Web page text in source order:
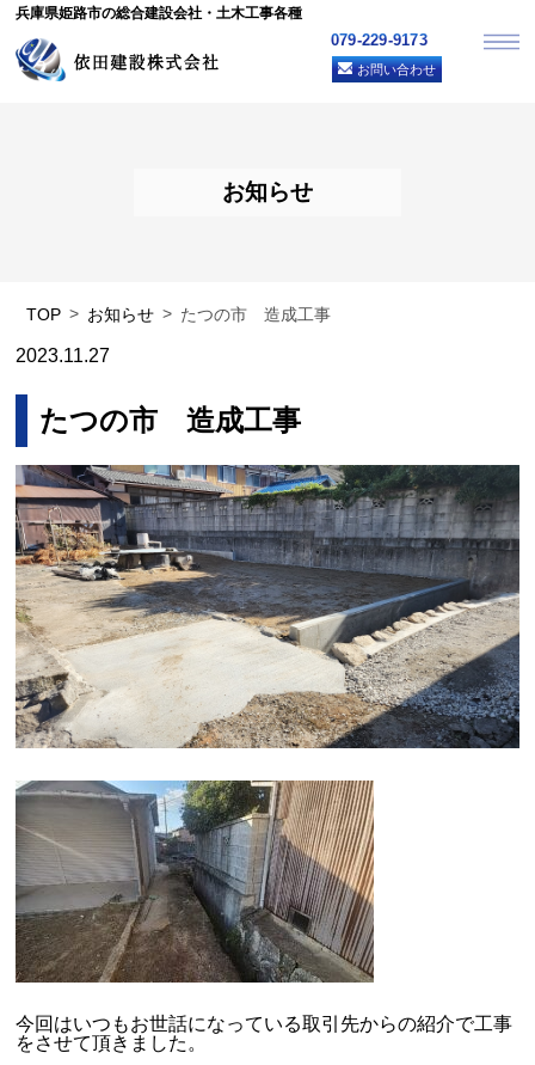
兵庫県姫路市の総合建設会社・土木工事各種
079-229-9173
お問い合わせ
お知らせ
TOP お知らせ たつの市 造成工事
2023.11.27
たつの市 造成工事
今回はいつもお世話になっている取引先からの紹介で工事
をさせて頂きました。